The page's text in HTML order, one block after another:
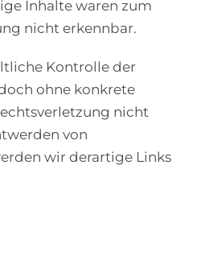
Inhalte waren zum
nicht erkennbar.
Kontrolle der
ohne konkrete
nicht
von
wir derartige Links